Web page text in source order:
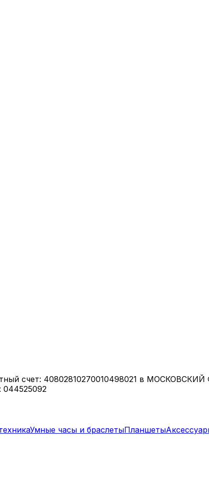
счет: 40802810270010498021 в
044525092
Умные часы и браслетыПланшеты